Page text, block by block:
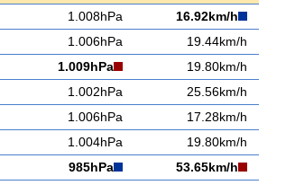
1.008hPa 16.92km/h
1.006hPa 19.44km/h
1.009hPa 19.80km/h
1.002hPa 25.56km/h
1.006hPa 17.28km/h
1.004hPa 19.80km/h
985hPa 53.65km/h